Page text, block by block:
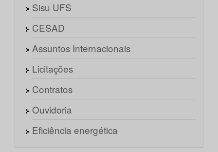
Sisu UFS
CESAD
Assuntos Internacionais
Licitações
Contratos
Ouvidoria
Eficiência energética